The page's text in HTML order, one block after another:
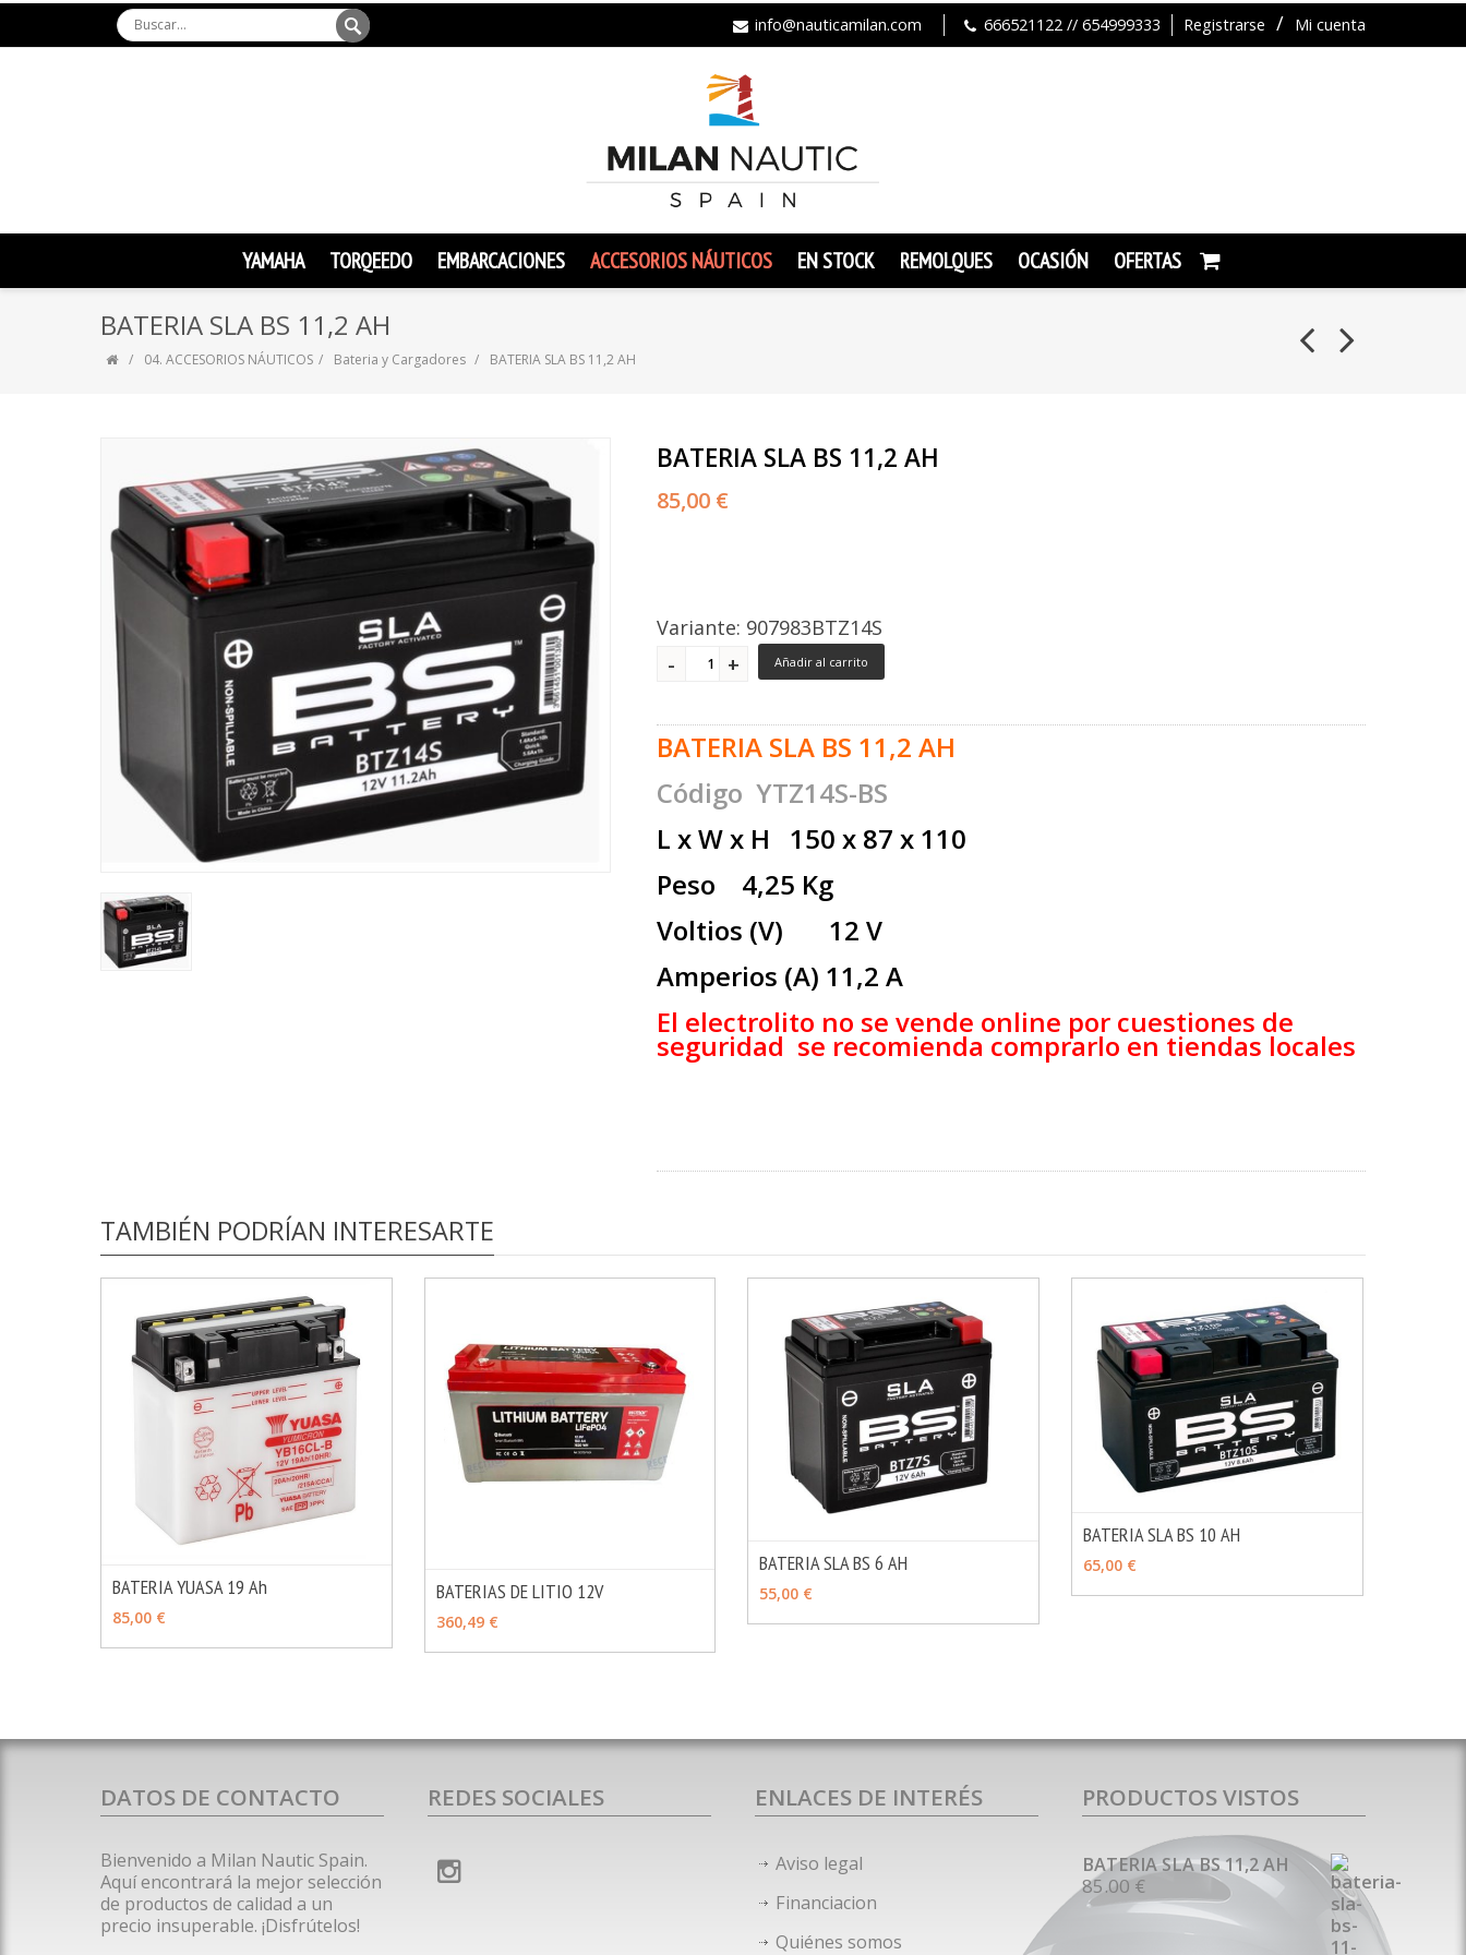
Registrarse Mi cuenta
info@nauticamilan.com 666521122 // 654999333
YAMAHA TORQEEDO EMBARCACIONES ACCESORIOS NÁUTICOS EN STOCK REMOLQUES OCASIÓN OFERTAS
BATERIA SLA BS 11,2 AH
04. ACCESORIOS NÁUTICOS Bateria y Cargadores BATERIA SLA BS 11,2 AH
BATERIA SLA BS 11,2 AH
85,00 €
Variante: 907983BTZ14S
Añadir al carrito
BATERIA SLA BS 11,2 AH
Código YTZ14S-BS
L x W x H 150 x 87 x 110
Peso 4,25 Kg
Voltios (V) 12 V
Amperios (A) 11,2 A
El electrolito no se vende online por cuestiones de
seguridad se recomienda comprarlo en tiendas locales
TAMBIÉN PODRÍAN INTERESARTE
BATERIA YUASA 19 Ah
85,00 €
BATERIAS DE LITIO 12V
360,49 €
BATERIA SLA BS 6 AH
55,00 €
BATERIA SLA BS 10 AH
65,00 €
DATOS DE CONTACTO
Bienvenido a Milan Nautic Spain.
Aquí encontrará la mejor selección
de productos de calidad a un
precio insuperable. ¡Disfrútelos!
REDES SOCIALES ENLACES DE INTERÉS
Aviso legal
Financiacion
Quiénes somos
PRODUCTOS VISTOS
BATERIA SLA BS 11,2 AH
85.00 €